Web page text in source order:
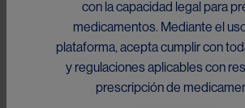
QR impreso en el material y/o link
favor seleccione el país respectivo para
This site is directed to doctors with
within the Central America and the
Ecuador and Chile Region who access
con la capacidad legal para
medicamentos. Mediante el
plataforma, acepta cumplir con
y regulaciones aplicables con
prescripción de